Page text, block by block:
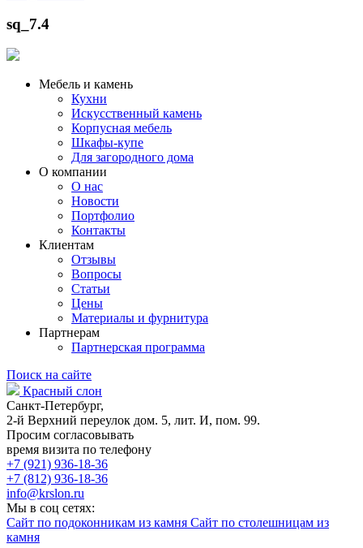
sq_7.4
Мебель и камень
Кухни
Искусственный камень
Корпусная мебель
Шкафы-купе
Для загородного дома
О компании
О нас
Новости
Портфолио
Контакты
Клиентам
Отзывы
Вопросы
Статьи
Цены
Материалы и фурнитура
Партнерам
Партнерская программа
Поиск на сайте
Красный слон
Санкт-Петербург,
2-й Верхний переулок дом. 5, лит. И, пом. 99.
Просим согласовывать
время визита по телефону
+7 (921) 936-18-36
+7 (812) 936-18-36
info@krslon.ru
Мы в соц сетях:
Сайт по подоконникам из камня Сайт по столешницам из
камня